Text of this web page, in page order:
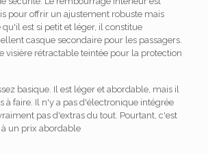
pour offrir un ajustement robuste mais
est si petit et léger, il constitue
casque secondaire pour les passagers.
visière rétractable teintée pour la protection
basique. Il est léger et abordable, mais il
à faire. Il n'y a pas d'électronique intégrée
pas d'extras du tout. Pourtant, c'est
un prix abordable